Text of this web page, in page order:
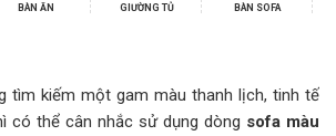
BÀN ĂN GIƯỜNG TỦ BÀN SOFA
tìm kiếm một gam màu thanh lịch, tinh tế
có thể cân nhắc sử dụng dòng sofa màu